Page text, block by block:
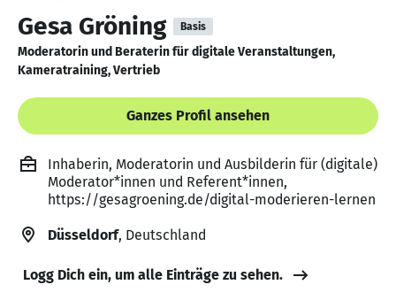
Gesa Gröning Basis
Moderatorin und Beraterin für digitale Veranstaltungen,
Kameratraining, Vertrieb
Ganzes Profil ansehen
Inhaberin, Moderatorin und Ausbilderin für (digitale)
Moderator*innen und Referent*innen,
https://gesagroening.de/digital-moderieren-lernen
Düsseldorf, Deutschland
Logg Dich ein, um alle Einträge zu sehen.